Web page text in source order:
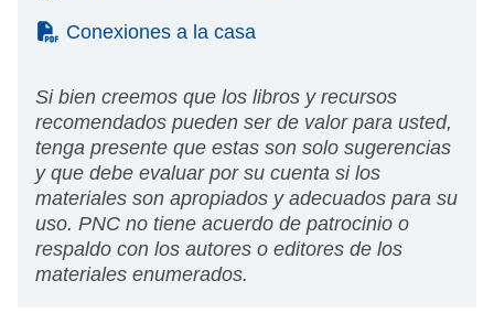
(PDF)
Conexiones a la casa
Si bien creemos que los libros y recursos
recomendados pueden ser de valor para usted,
tenga presente que estas son solo sugerencias
y que debe evaluar por su cuenta si los
materiales son apropiados y adecuados para su
uso. PNC no tiene acuerdo de patrocinio o
respaldo con los autores o editores de los
materiales enumerados.